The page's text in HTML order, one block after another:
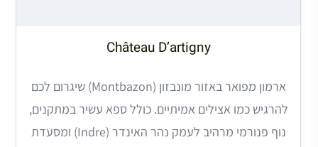
Château D’artigny
ארמון מפואר באזור מונבזון (Montbazon) שיגרום לכם
להרגיש כמו אצילים אמיתיים. כולל ספא עשיר במתקנים,
נוף פנורמי מרהיב לעמק נהר האינדר (Indre) ומסעדת